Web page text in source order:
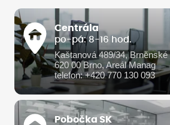
Centrála
po-pá: 8-16 hod.
Kaštanová 489/34,
620 00 Brno, Areál Manag
telefon: +420 770 130 093
Pobočka SK